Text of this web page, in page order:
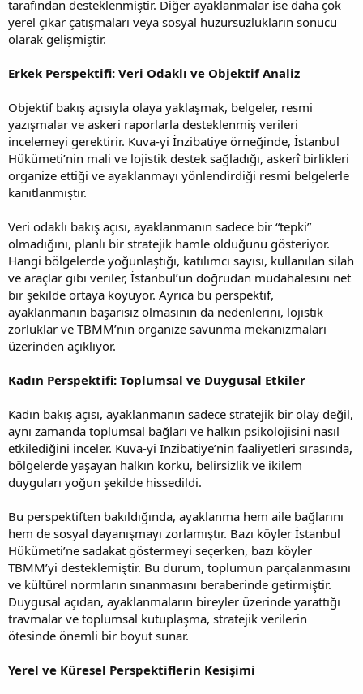
tarafından desteklenmiştir. Diğer ayaklanmalar ise daha çok
yerel çıkar çatışmaları veya sosyal huzursuzlukların sonucu
olarak gelişmiştir.
Erkek Perspektifi: Veri Odaklı ve Objektif Analiz
Objektif bakış açısıyla olaya yaklaşmak, belgeler, resmi
yazışmalar ve askeri raporlarla desteklenmiş verileri
incelemeyi gerektirir. Kuva-yi İnzibatiye örneğinde, İstanbul
Hükümeti’nin mali ve lojistik destek sağladığı, askerî birlikleri
organize ettiği ve ayaklanmayı yönlendirdiği resmi belgelerle
kanıtlanmıştır.
Veri odaklı bakış açısı, ayaklanmanın sadece bir “tepki”
olmadığını, planlı bir stratejik hamle olduğunu gösteriyor.
Hangi bölgelerde yoğunlaştığı, katılımcı sayısı, kullanılan silah
ve araçlar gibi veriler, İstanbul’un doğrudan müdahalesini net
bir şekilde ortaya koyuyor. Ayrıca bu perspektif,
ayaklanmanın başarısız olmasının da nedenlerini, lojistik
zorluklar ve TBMM’nin organize savunma mekanizmaları
üzerinden açıklıyor.
Kadın Perspektifi: Toplumsal ve Duygusal Etkiler
Kadın bakış açısı, ayaklanmanın sadece stratejik bir olay değil,
aynı zamanda toplumsal bağları ve halkın psikolojisini nasıl
etkilediğini inceler. Kuva-yi İnzibatiye’nin faaliyetleri sırasında,
bölgelerde yaşayan halkın korku, belirsizlik ve ikilem
duyguları yoğun şekilde hissedildi.
Bu perspektiften bakıldığında, ayaklanma hem aile bağlarını
hem de sosyal dayanışmayı zorlamıştır. Bazı köyler İstanbul
Hükümeti’ne sadakat göstermeyi seçerken, bazı köyler
TBMM’yi desteklemiştir. Bu durum, toplumun parçalanmasını
ve kültürel normların sınanmasını beraberinde getirmiştir.
Duygusal açıdan, ayaklanmaların bireyler üzerinde yarattığı
travmalar ve toplumsal kutuplaşma, stratejik verilerin
ötesinde önemli bir boyut sunar.
Yerel ve Küresel Perspektiflerin Kesişimi